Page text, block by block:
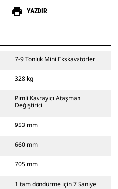
print YAZDIR
7-9 Tonluk Mini Ekskavatörler
328 kg
Pimli Kavrayıcı Ataşman
Değiştirici
953 mm
660 mm
705 mm
1 tam döndürme için 7 Saniye